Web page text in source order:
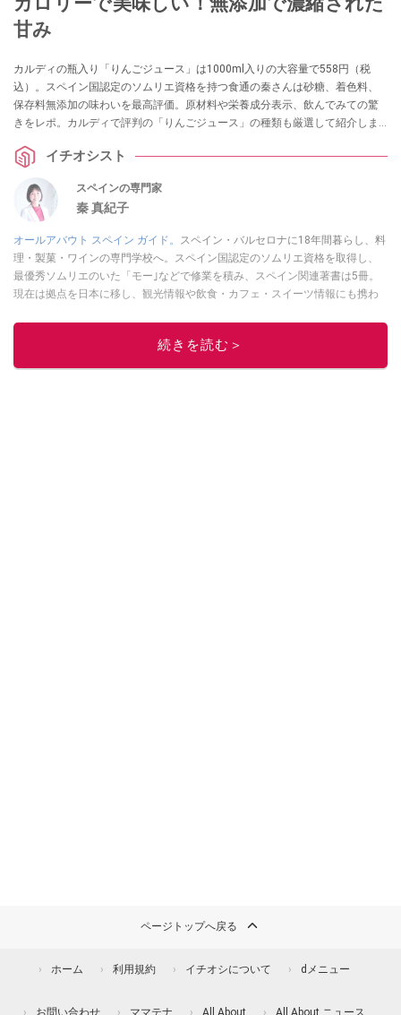
甘み
カルディの瓶入り「りんごジュース」は1000ml入りの大容量で558円（税
込）。スペイン国認定のソムリエ資格を持つ食通の秦さんは砂糖、着色料、
保存料無添加の味わいを最高評価。原材料や栄養成分表示、飲んでみての驚
きをレポ。カルディで評判の「りんごジュース」の種類も厳選して紹介しま
イチオシスト
スペインの専門家
秦 真紀子
オールアバウト スペイン ガイド。
スペイン・バルセロナに18年間暮らし、料
理・製菓・ワインの専門学校へ。スペイン国認定のソムリエ資格を取得し、
最優秀ソムリエのいた「モー｣などで修業を積み、スペイン関連著書は5冊。
現在は拠点を日本に移し、観光情報や飲食・カフェ・スイーツ情報にも携わ
ーツ販売チェーンのおすすめ商品情報も発信。
17州おいしい旅』（‎産業編集センター刊）ほか。
ガイドや、飲食関連の方の視察旅行のコーディネートやガイド、スペインの
続きを読む＞
ページトップへ戻る
ホーム 利用規約 イチオシについて dメニュー
お問い合わせ ママテナ All About All About ニュース